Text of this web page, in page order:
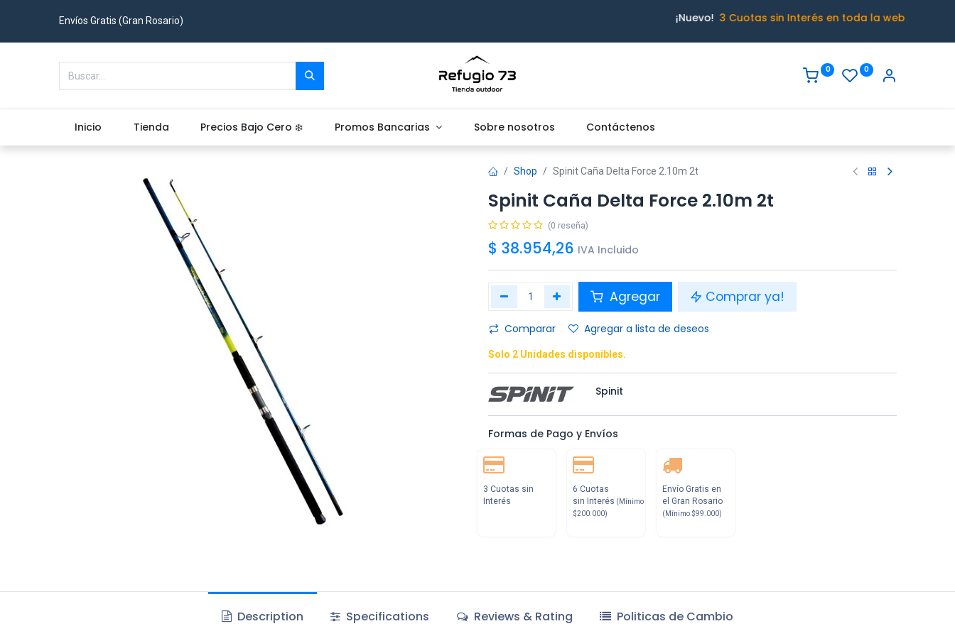
Envíos Gratis (Gran Rosario) ¡Nuevo! 3 Cuotas sin Interés en toda la web
0 0
Inicio Tienda Precios Bajo Cero ❄️ Promos Bancarias Sobre nosotros Contáctenos
Shop Spinit Caña Delta Force 2.10m 2t
Spinit Caña Delta Force 2.10m 2t
(0 reseña)
$ 38.954,26 IVA Incluido
Agregar Comprar ya!
Comparar Agregar a lista de deseos
Solo 2 Unidades disponibles.
Spinit
Formas de Pago y Envíos
3 Cuotas sin
Interés
6 Cuotas
sin Interés (Mínimo
$200.000)
Envío Gratis en
el Gran Rosario
(Mínimo $99.000)
Description Specifications Reviews & Rating Politicas de Cambio